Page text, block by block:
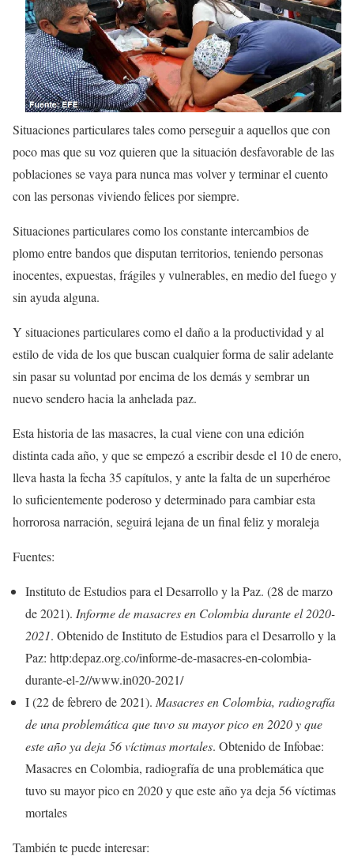
Situaciones particulares tales como perseguir a aquellos que con
poco mas que su voz quieren que la situación desfavorable de las
poblaciones se vaya para nunca mas volver y terminar el cuento
con las personas viviendo felices por siempre.
Situaciones particulares como los constante intercambios de
plomo entre bandos que disputan territorios, teniendo personas
inocentes, expuestas, frágiles y vulnerables, en medio del fuego y
sin ayuda alguna.
Y situaciones particulares como el daño a la productividad y al
estilo de vida de los que buscan cualquier forma de salir adelante
sin pasar su voluntad por encima de los demás y sembrar un
nuevo sendero hacia la anhelada paz.
Esta historia de las masacres, la cual viene con una edición
distinta cada año, y que se empezó a escribir desde el 10 de enero,
lleva hasta la fecha 35 capítulos, y ante la falta de un superhéroe
lo suficientemente poderoso y determinado para cambiar esta
horrorosa narración, seguirá lejana de un final feliz y moraleja
Fuentes:
Instituto de Estudios para el Desarrollo y la Paz. (28 de marzo
de 2021). Informe de masacres en Colombia durante el 2020-
2021. Obtenido de Instituto de Estudios para el Desarrollo y la
Paz: http:depaz.org.co/informe-de-masacres-en-colombia-
durante-el-2//www.in020-2021/
I (22 de febrero de 2021). Masacres en Colombia, radiografía
de unaproblemática que tuvo su mayor pico en 2020 y que
este año ya deja 56 víctimas mortales. Obtenido de Infobae:
Masacres en Colombia, radiografía de una problemática que
tuvo su mayor pico en 2020 y que este año ya deja 56 víctimas
mortales
También te puede interesar: